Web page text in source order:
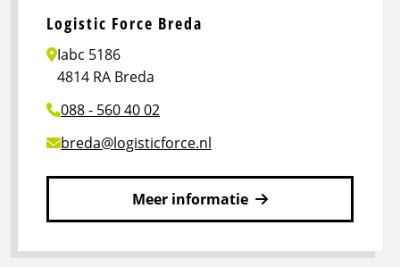
Logistic
Force
Amsterdam
Logistic Force Breda
Iabc 5186
4814 RA Breda
088 - 560 40 02
breda@logisticforce.nl
Meer informatie
meer